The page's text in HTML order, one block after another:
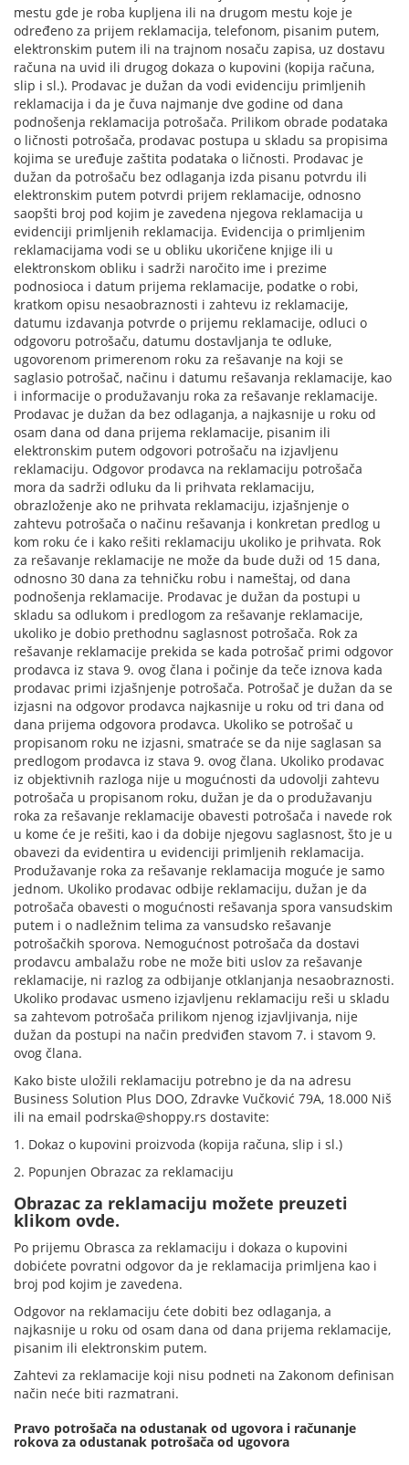
mestu gde je roba kupljena ili na drugom mestu koje je
određeno za prijem reklamacija, telefonom, pisanim putem,
elektronskim putem ili na trajnom nosaču zapisa, uz dostavu
računa na uvid ili drugog dokaza o kupovini (kopija računa,
slip i sl.). Prodavac je dužan da vodi evidenciju primljenih
reklamacija i da je čuva najmanje dve godine od dana
podnošenja reklamacija potrošača. Prilikom obrade podataka
o ličnosti potrošača, prodavac postupa u skladu sa propisima
kojima se uređuje zaštita podataka o ličnosti. Prodavac je
dužan da potrošaču bez odlaganja izda pisanu potvrdu ili
elektronskim putem potvrdi prijem reklamacije, odnosno
saopšti broj pod kojim je zavedena njegova reklamacija u
evidenciji primljenih reklamacija. Evidencija o primljenim
reklamacijama vodi se u obliku ukoričene knjige ili u
elektronskom obliku i sadrži naročito ime i prezime
podnosioca i datum prijema reklamacije, podatke o robi,
kratkom opisu nesaobraznosti i zahtevu iz reklamacije,
datumu izdavanja potvrde o prijemu reklamacije, odluci o
odgovoru potrošaču, datumu dostavljanja te odluke,
ugovorenom primerenom roku za rešavanje na koji se
saglasio potrošač, načinu i datumu rešavanja reklamacije, kao
i informacije o produžavanju roka za rešavanje reklamacije.
Prodavac je dužan da bez odlaganja, a najkasnije u roku od
osam dana od dana prijema reklamacije, pisanim ili
elektronskim putem odgovori potrošaču na izjavljenu
reklamaciju. Odgovor prodavca na reklamaciju potrošača
mora da sadrži odluku da li prihvata reklamaciju,
obrazloženje ako ne prihvata reklamaciju, izjašnjenje o
zahtevu potrošača o načinu rešavanja i konkretan predlog u
kom roku će i kako rešiti reklamaciju ukoliko je prihvata. Rok
za rešavanje reklamacije ne može da bude duži od 15 dana,
odnosno 30 dana za tehničku robu i nameštaj, od dana
podnošenja reklamacije. Prodavac je dužan da postupi u
skladu sa odlukom i predlogom za rešavanje reklamacije,
ukoliko je dobio prethodnu saglasnost potrošača. Rok za
rešavanje reklamacije prekida se kada potrošač primi odgovor
prodavca iz stava 9. ovog člana i počinje da teče iznova kada
prodavac primi izjašnjenje potrošača. Potrošač je dužan da se
izjasni na odgovor prodavca najkasnije u roku od tri dana od
dana prijema odgovora prodavca. Ukoliko se potrošač u
propisanom roku ne izjasni, smatraće se da nije saglasan sa
predlogom prodavca iz stava 9. ovog člana. Ukoliko prodavac
iz objektivnih razloga nije u mogućnosti da udovolji zahtevu
potrošača u propisanom roku, dužan je da o produžavanju
roka za rešavanje reklamacije obavesti potrošača i navede rok
u kome će je rešiti, kao i da dobije njegovu saglasnost, što je u
obavezi da evidentira u evidenciji primljenih reklamacija.
Produžavanje roka za rešavanje reklamacija moguće je samo
jednom. Ukoliko prodavac odbije reklamaciju, dužan je da
potrošača obavesti o mogućnosti rešavanja spora vansudskim
putem i o nadležnim telima za vansudsko rešavanje
potrošačkih sporova. Nemogućnost potrošača da dostavi
prodavcu ambalažu robe ne može biti uslov za rešavanje
reklamacije, ni razlog za odbijanje otklanjanja nesaobraznosti.
Ukoliko prodavac usmeno izjavljenu reklamaciju reši u skladu
sa zahtevom potrošača prilikom njenog izjavljivanja, nije
dužan da postupi na način predviđen stavom 7. i stavom 9.
ovog člana.
Kako biste uložili reklamaciju potrebno je da na adresu
Business Solution Plus DOO, Zdravke Vučković 79A, 18.000 Niš
ili na email podrska@shoppy.rs dostavite:
1. Dokaz o kupovini proizvoda (kopija računa, slip i sl.)
2. Popunjen Obrazac za reklamaciju
Obrazac za reklamaciju možete preuzeti
klikom ovde.
Po prijemu Obrasca za reklamaciju i dokaza o kupovini
dobićete povratni odgovor da je reklamacija primljena kao i
broj pod kojim je zavedena.
Odgovor na reklamaciju ćete dobiti bez odlaganja, a
najkasnije u roku od osam dana od dana prijema reklamacije,
pisanim ili elektronskim putem.
Zahtevi za reklamacije koji nisu podneti na Zakonom definisan
način neće biti razmatrani.
Pravo potrošača na odustanak od ugovora i računanje
rokova za odustanak potrošača od ugovora